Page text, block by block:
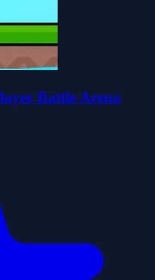
Battle Arena